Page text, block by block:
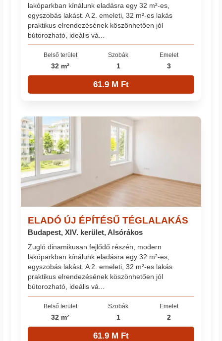
lakóparkban kínálunk eladásra egy 32 m²-es,
egyszobás lakást. A 2. emeleti, 32 m²-es lakás
praktikus elrendezésének köszönhetően jól
bútorozható, ideális vá...
Belső terület
32 m²
Szobák
1
Emelet
3
61.9 M Ft
ELADÓ ÚJ ÉPÍTÉSŰ TÉGLALAKÁS
Budapest, XIV. kerület, Alsórákos
Zugló dinamikusan fejlődő részén, modern
lakóparkban kínálunk eladásra egy 32 m²-es,
egyszobás lakást. A 2. emeleti, 32 m²-es lakás
praktikus elrendezésének köszönhetően jól
bútorozható, ideális vá...
Belső terület
32 m²
Szobák
1
Emelet
2
61.9 M Ft